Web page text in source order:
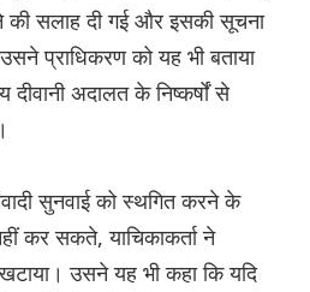
की सलाह दी गई और इसकी सूचना
प्राधिकरण को यह भी बताया
दीवानी अदालत के निष्कर्षों से
सुनवाई को स्थगित करने के
कर सकते, याचिकाकर्ता ने
उसने यह भी कहा कि यदि